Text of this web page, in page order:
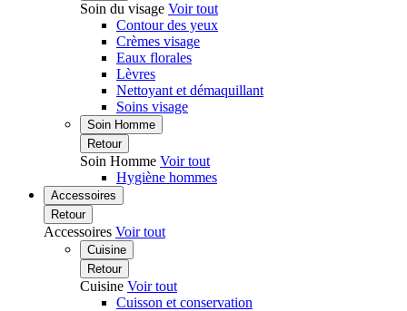
Soin du visage Voir tout
Contour des yeux
Crèmes visage
Eaux florales
Lèvres
Nettoyant et démaquillant
Soins visage
Soin Homme
Retour
Soin Homme Voir tout
Hygiène hommes
Accessoires
Retour
Accessoires Voir tout
Cuisine
Retour
Cuisine Voir tout
Cuisson et conservation